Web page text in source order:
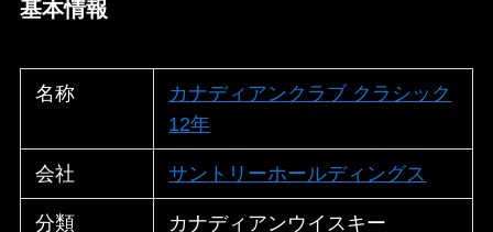
基本情報
名称
カナディアンクラブ クラシック
12年
会社 サントリーホールディングス
分類 カナディアンウイスキー